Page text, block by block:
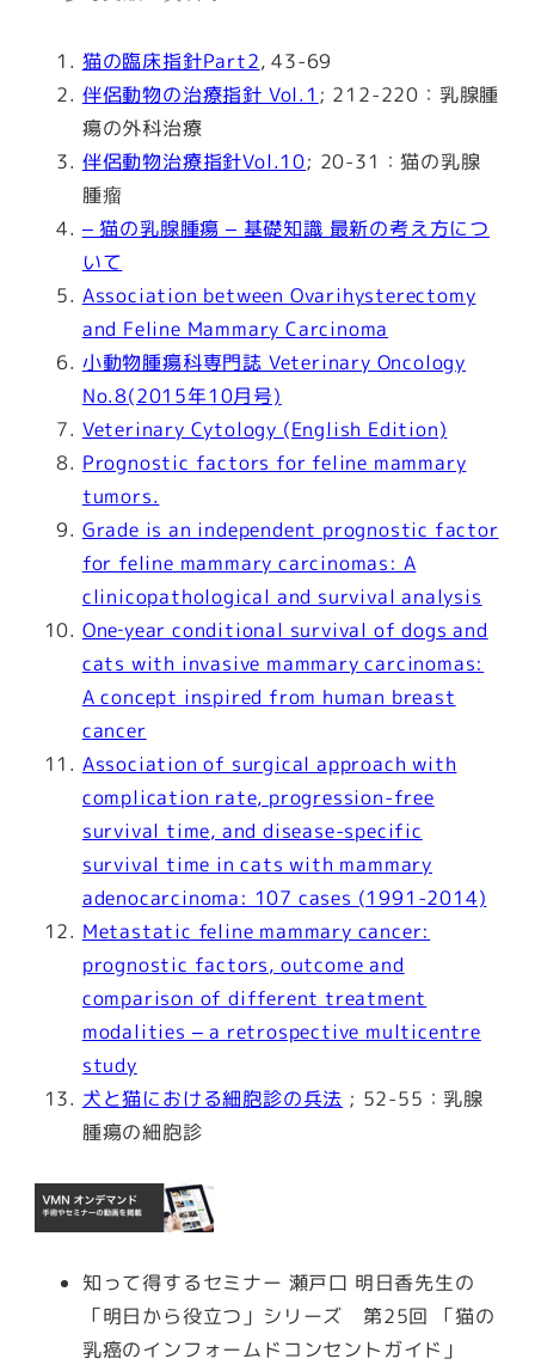
猫の臨床指針Part2, 43-69
伴侶動物の治療指針 Vol.1 ; 212-220：乳腺腫
瘍の外科治療
伴侶動物治療指針Vol.10; 20-31：猫の乳腺
腫瘤
– 猫の乳腺腫瘍 – 基礎知識 最新の考え方につ
いて
Association between Ovarihysterectomy
and Feline Mammary Carcinoma
小動物腫瘍科専門誌 Veterinary Oncology
No.8(2015年10月号)
Veterinary Cytology (English Edition)
Prognostic factors for feline mammary
tumors.
Grade is an independent prognostic factor
for feline mammary carcinomas: A
clinicopathological and survival analysis
One‐year conditional survival of dogs and
cats with invasive mammary carcinomas:
A concept inspired from human breast
cancer
Association of surgical approach with
complication rate, progression-free
survival time, and disease-specific
survival time in cats with mammary
adenocarcinoma: 107 cases (1991-2014)
Metastatic feline mammary cancer:
prognostic factors, outcome and
comparison of different treatment
modalities – a retrospective multicentre
study
犬と猫における細胞診の兵法 ; 52-55：乳腺
腫瘍の細胞診
知って得するセミナー 瀬戸口 明日香先生の
「明日から役立つ」シリーズ 第25回 「猫の
乳癌のインフォームドコンセントガイド」